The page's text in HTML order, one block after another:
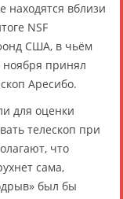
находятся вблизи
NSF
США, в чьём
ноября принял
Аресибо.
для оценки
телескоп при
что
сама,
был бы